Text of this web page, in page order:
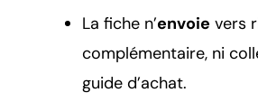
La fiche n’envoie vers
complémentaire, ni
guide d’achat.